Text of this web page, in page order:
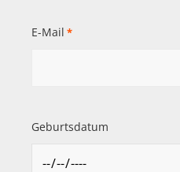
E-Mail *
Geburtsdatum